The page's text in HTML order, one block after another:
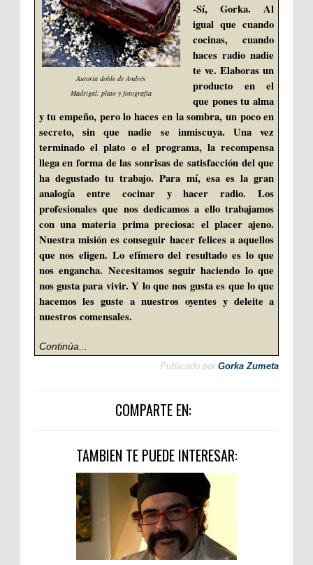
Autoría doble de Andrés
Madrigal: plato y fotografía
-Sí, Gorka. Al
igual que cuando
cocinas, cuando
haces radio nadie
te ve. Elaboras un
producto en el
que pones tu alma
y tu empeño, pero lo haces en la sombra, un poco en
secreto, sin que nadie se inmiscuya. Una vez
terminado el plato o el programa, la recompensa
llega en forma de las sonrisas de satisfacción del que
ha degustado tu trabajo. Para mí, esa es la gran
analogía entre cocinar y hacer radio. Los
profesionales que nos dedicamos a ello trabajamos
con una materia prima preciosa: el placer ajeno.
Nuestra misión es conseguir hacer felices a aquellos
que nos eligen. Lo efímero del resultado es lo que
nos engancha. Necesitamos seguir haciendo lo que
nos gusta para vivir. Y lo que nos gusta es que lo que
hacemos les guste a nuestros oyentes y deleite a
nuestros comensales.
Continúa...
Publicado por Gorka Zumeta
COMPARTE EN:
TAMBIEN TE PUEDE INTERESAR: